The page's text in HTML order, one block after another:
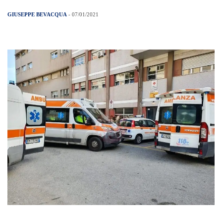
GIUSEPPE BEVACQUA - 07/01/2021